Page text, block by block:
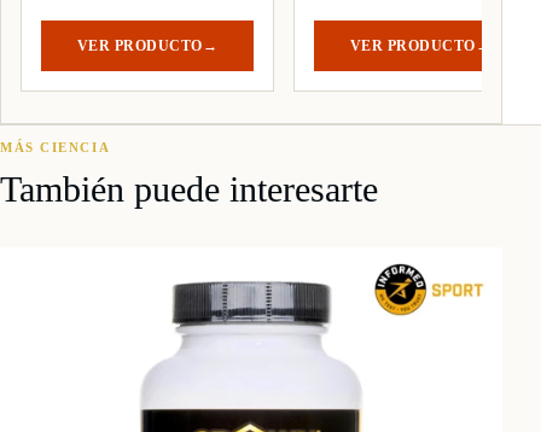
VER PRODUCTO → VER PRODUCTO →
MÁS CIENCIA
También puede interesarte